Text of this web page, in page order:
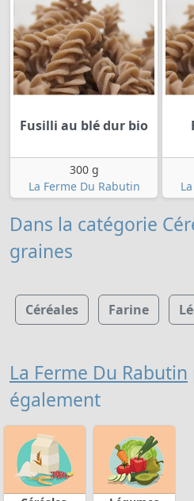
Fusilli au blé dur bio
300 g
La Ferme Du Rabutin
Dans la catégorie
graines
Céréales Farine
La Ferme Du Rabutin
également